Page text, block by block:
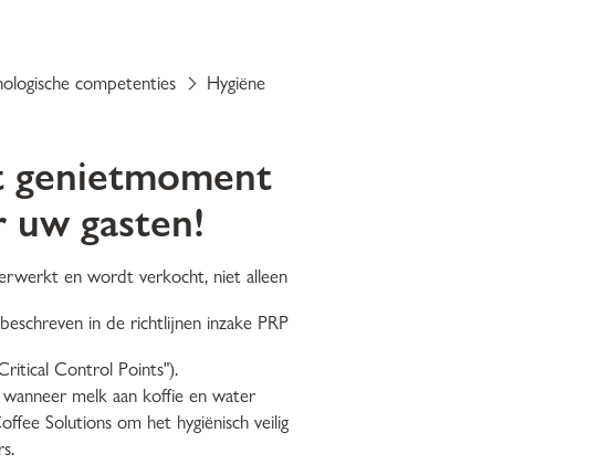
competenties Hygiëne
genietmoment
gasten!
en wordt verkocht, niet alleen
in de richtlijnen inzake PRP
Control Points").
melk aan koffie en water
Solutions om het hygiënisch veilig